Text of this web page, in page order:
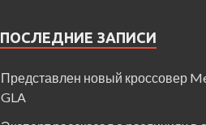
ПОСЛЕДНИЕ ЗАПИСИ
Представлен новый кроссовер
GLA